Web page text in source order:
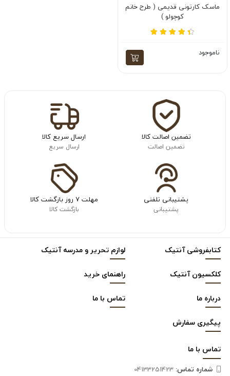
ماسک کارتونی قدیمی ( طرح خانم
کوچولو )
ناموجود
تضمین اصالت کالا
تضمین اصالت
ارسال سریع کالا
ارسال سریع
پشتیبانی تلفنی
پشتیبانی
مهلت ۷ روز بازگشت کالا
بازگشت کالا
کتابفروشی آنتیک
لوازم تحریر و مدرسه آنتیک
کلکسیون آنتیک
راهنمای خرید
درباره ما
تماس با ما
پیگیری سفارش
تماس با ما
شماره تماس‌: